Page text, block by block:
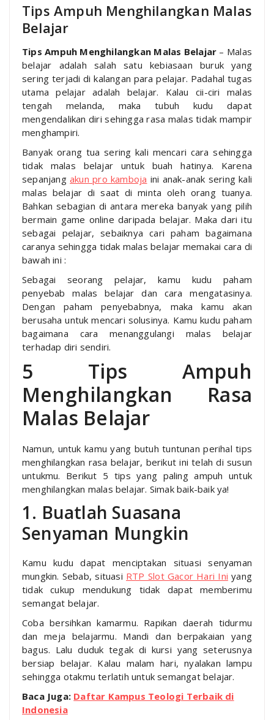
Tips Ampuh Menghilangkan Malas
Belajar
Tips Ampuh Menghilangkan Malas Belajar – Malas
belajar adalah salah satu kebiasaan buruk yang
sering terjadi di kalangan para pelajar. Padahal tugas
utama pelajar adalah belajar. Kalau cii-ciri malas
tengah melanda, maka tubuh kudu dapat
mengendalikan diri sehingga rasa malas tidak mampir
menghampiri.
Banyak orang tua sering kali mencari cara sehingga
tidak malas belajar untuk buah hatinya. Karena
sepanjangakun pro kamboja ini anak-anak sering kali
malas belajar di saat di minta oleh orang tuanya.
Bahkan sebagian di antara mereka banyak yang pilih
bermain game online daripada belajar. Maka dari itu
sebagai pelajar, sebaiknya cari paham bagaimana
caranya sehingga tidak malas belajar memakai cara di
bawah ini :
Sebagai seorang pelajar, kamu kudu paham
penyebab malas belajar dan cara mengatasinya.
Dengan paham penyebabnya, maka kamu akan
berusaha untuk mencari solusinya. Kamu kudu paham
bagaimana cara menanggulangi malas belajar
terhadap diri sendiri.
5 Tips Ampuh
Menghilangkan Rasa
Malas Belajar
Namun, untuk kamu yang butuh tuntunan perihal tips
menghilangkan rasa belajar, berikut ini telah di susun
untukmu. Berikut 5 tips yang paling ampuh untuk
menghilangkan malas belajar. Simak baik-baik ya!
1. Buatlah Suasana
Senyaman Mungkin
Kamu kudu dapat menciptakan situasi senyaman
mungkin. Sebab, situasi RTP Slot Gacor Hari Ini yang
tidak cukup mendukung tidak dapat memberimu
semangat belajar.
Coba bersihkan kamarmu. Rapikan daerah tidurmu
dan meja belajarmu. Mandi dan berpakaian yang
bagus. Lalu duduk tegak di kursi yang seterusnya
bersiap belajar. Kalau malam hari, nyalakan lampu
sehingga otakmu terlatih untuk semangat belajar.
Baca Juga: Daftar Kampus Teologi Terbaik di
Indonesia